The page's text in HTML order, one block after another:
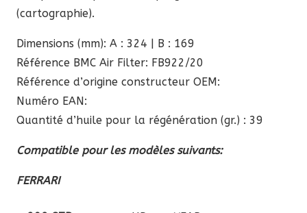
(cartographie).
Dimensions (mm): A : 324 | B : 169
Référence BMC Air Filter: FB922/20
Référence d’origine constructeur OEM:
Numéro EAN:
Quantité d’huile pour la régénération (gr.) : 39
Compatible pour les modèles suivants:
FERRARI